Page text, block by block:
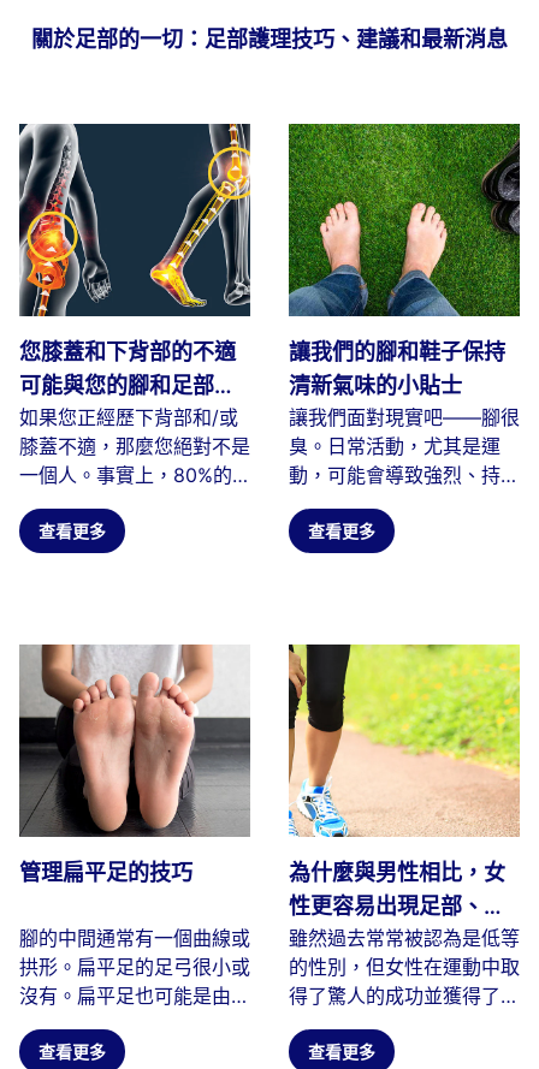
關於足部的一切：足部護理技巧、建議和最新消息
您膝蓋和下背部的不適
可能與您的腳和足部支
撐不良有關！
如果您正經歷下背部和/或
膝蓋不適，那麼您絕對不是
一個人。事實上，80%的
人在人生的某個階段都會經
歷過背痛...
查看更多
讓我們的腳和鞋子保持
清新氣味的小貼士
讓我們面對現實吧——腳很
臭。日常活動，尤其是運
動，可能會導致強烈、持久
的氣味。當細菌以我們腳部
產生的皮膚...
查看更多
管理扁平足的技巧
腳的中間通常有一個曲線或
拱形。扁平足的足弓很小或
沒有。扁平足也可能是由於
足弓塌陷、扁平或塌陷造成
的...查看更多
為什麼與男性相比，女
性更容易出現足部、腳
踝、膝蓋、背部問題和
受傷
雖然過去常常被認為是低等
的性別，但女性在運動中取
得了驚人的成功並獲得了更
多的認可。壞消息是，女性
比...查看更多